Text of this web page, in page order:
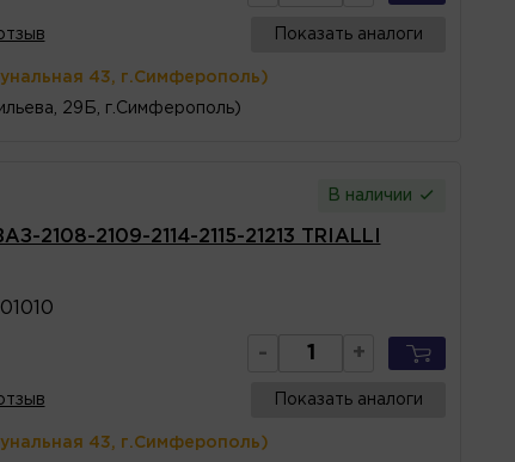
Показать аналоги
43, г.Симферополь)
29Б, г.Симферополь)
В наличии
2108-2109-2114-2115-21213 TRIALLI
- +
Показать аналоги
43, г.Симферополь)